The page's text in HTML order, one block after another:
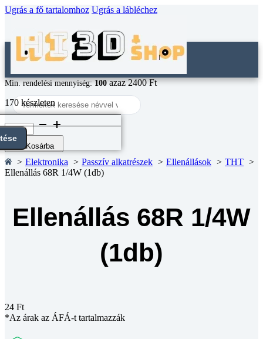
Ugrás a fő tartalomhoz Ugrás a lábléchez
Search
...
Min. rendelési mennyiség:100azaz 2400 Ft
170 készleten
Ellenállás
68R
1/4W
(1db)
mennyiség
Kosárba
Elektronika Passzív alkatrészek Ellenállások
THT
Ellenállás 68R 1/4W (1db)
Ellenállás 68R 1/4W
(1db)
24 Ft
*Az árak az ÁFÁ-t tartalmazzák